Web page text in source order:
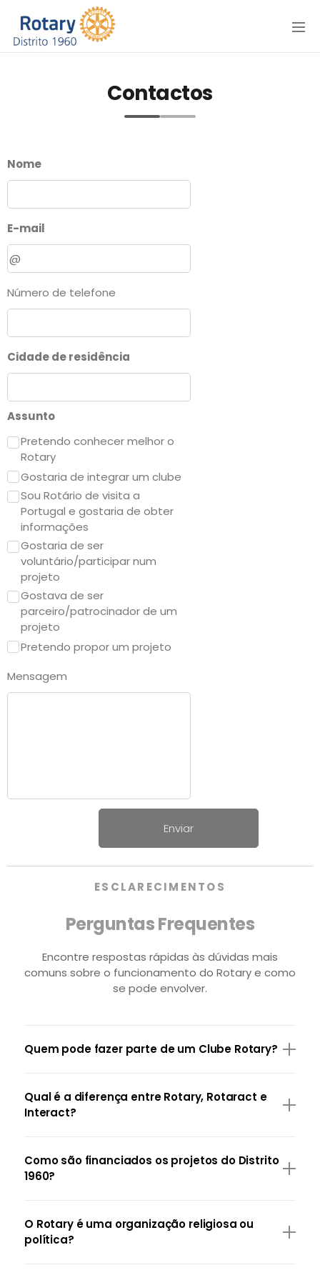
Menu
Contactos
Nome
E-mail
Número de telefone
Cidade de residência
Assunto
Pretendo conhecer melhor o
Rotary
Gostaria de integrar um clube
Sou Rotário de visita a
Portugal e gostaria de obter
informações
Gostaria de ser
voluntário/participar num
projeto
Gostava de ser
parceiro/patrocinador de um
projeto
Pretendo propor um projeto
Mensagem
Enviar
ESCLARECIMENTOS
Perguntas Frequentes
Encontre respostas rápidas às dúvidas mais
comuns sobre o funcionamento do Rotary e como
se pode envolver.
Quem pode fazer parte de um Clube Rotary?
Qual é a diferença entre Rotary, Rotaract e
Interact?
Como são financiados os projetos do Distrito
1960?
O Rotary é uma organização religiosa ou
política?